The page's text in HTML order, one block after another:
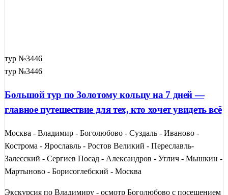
тур №3446
тур №3446
Большой тур по Золотому кольцу на 7 дней —
главное путешествие для тех, кто хочет увидеть всё
Москва - Владимир - Боголюбово - Суздаль - Иваново -
Кострома - Ярославль - Ростов Великий - Переславль-
Залесский - Сергиев Посад - Александров - Углич - Мышкин -
Мартыново - Борисоглебский - Москва
Экскурсия по Владимиру - осмотр Боголюбово с посещением